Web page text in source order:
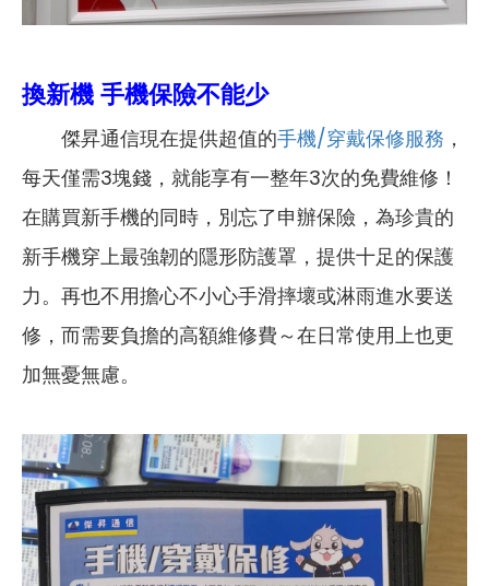
換新機 手機保險不能少
傑昇通信現在提供超值的手機/穿戴保修服務 ，
每天僅需3塊錢，就能享有一整年3次的免費維修！
在購買新手機的同時，別忘了申辦保險，為珍貴的
新手機穿上最強韌的隱形防護罩，提供十足的保護
力。再也不用擔心不小心手滑摔壞或淋雨進水要送
修，而需要負擔的高額維修費～在日常使用上也更
加無憂無慮。